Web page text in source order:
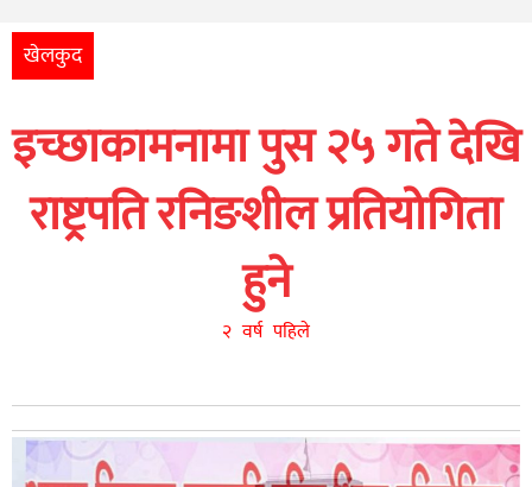
आर्थिक
नेपाली
युनिकोड
खेलकुद
इच्छाकामनामा पुस २५ गते देखि
राष्ट्रपति रनिङशील प्रतियोगिता
हुने
२ वर्ष पहिले